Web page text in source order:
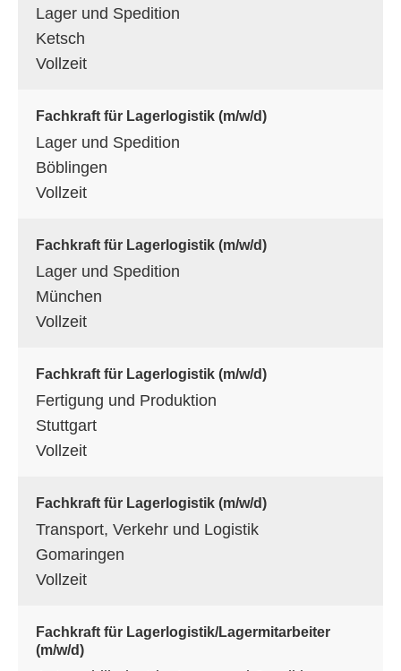
Fachkraft für Lagerlogistik/Lagermitarbeiter
(m/w/d)
Lager und Spedition
Ketsch
Vollzeit
Fachkraft für Lagerlogistik (m/w/d)
Lager und Spedition
Böblingen
Vollzeit
Fachkraft für Lagerlogistik (m/w/d)
Lager und Spedition
München
Vollzeit
Fachkraft für Lagerlogistik (m/w/d)
Fertigung und Produktion
Stuttgart
Vollzeit
Fachkraft für Lagerlogistik (m/w/d)
Transport, Verkehr und Logistik
Gomaringen
Vollzeit